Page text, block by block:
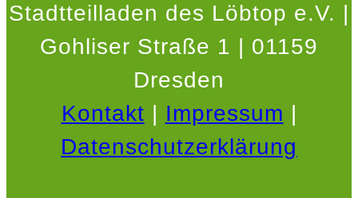
Stadtteilladen des Löbtop e.V. |
Gohliser Straße 1 | 01159
Dresden
Kontakt | Impressum |
Datenschutzerklärung